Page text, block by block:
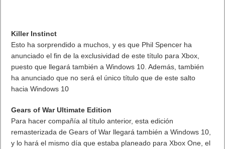
Killer Instinct
Esto ha sorprendido a muchos, y es que Phil Spencer ha
anunciado el fin de la exclusividad de este título para Xbox,
puesto que llegará también a Windows 10. Además, también
ha anunciado que no será el único título que de este salto
hacia Windows 10
Gears of War Ultimate Edition
Para hacer compañía al título anterior, esta edición
remasterizada de Gears of War llegará también a Windows 10,
y lo hará el mismo día que estaba planeado para Xbox One, el